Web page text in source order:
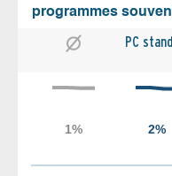
programmes
PC